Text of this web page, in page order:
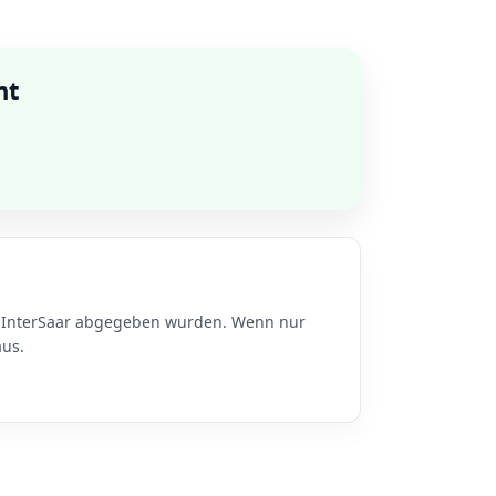
abgegeben wurden. Wenn nur